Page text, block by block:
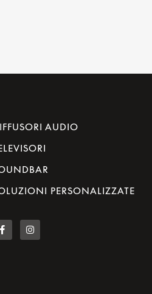
AUDIO
PERSONALIZZATE